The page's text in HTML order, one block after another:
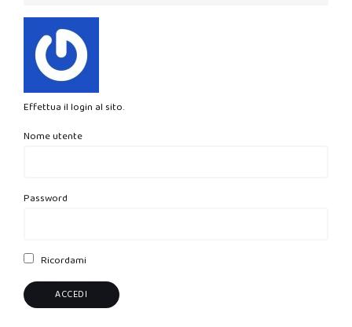
Effettua il login al sito.
Nome utente
Password
Ricordami